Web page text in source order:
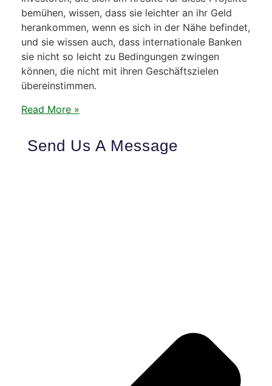
bemühen, wissen, dass sie leichter an ihr Geld
herankommen, wenn es sich in der Nähe befindet,
und sie wissen auch, dass internationale Banken
sie nicht so leicht zu Bedingungen zwingen
können, die nicht mit ihren Geschäftszielen
übereinstimmen.
Read More »
Send Us A Message